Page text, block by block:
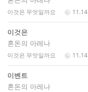
이것은 무엇일까요 11.14
이것은
혼돈의 아레나
이것은 무엇일까요 11.14
이벤트
혼돈의 아레나